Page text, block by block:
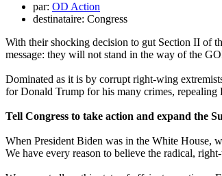
par: OD Action
destinataire: Congress
With their shocking decision to gut Section II of
message: they will not stand in the way of the
Dominated as it is by corrupt right-wing
for Donald Trump for his many crimes,
Tell Congress to take action and expand the
When President Biden was in the White House,
We have every reason to believe the radical,